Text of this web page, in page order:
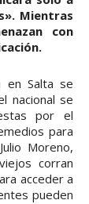
Mientras
con
en Salta se
nacional se
por el
para
Moreno,
corran
acceder a
pueden